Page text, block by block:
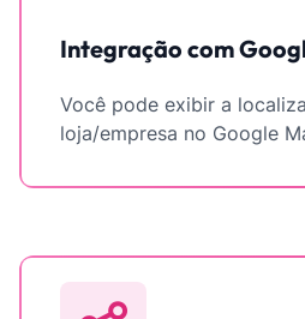
Integração com
Você pode exibir a
loja/empresa no Google